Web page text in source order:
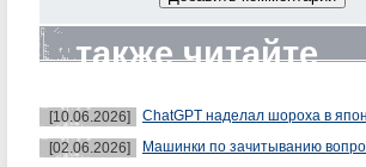
также читайте
[10.06.2026]
ChatGPT наделал шороха в
[02.06.2026]
Машинки по зачитыванию